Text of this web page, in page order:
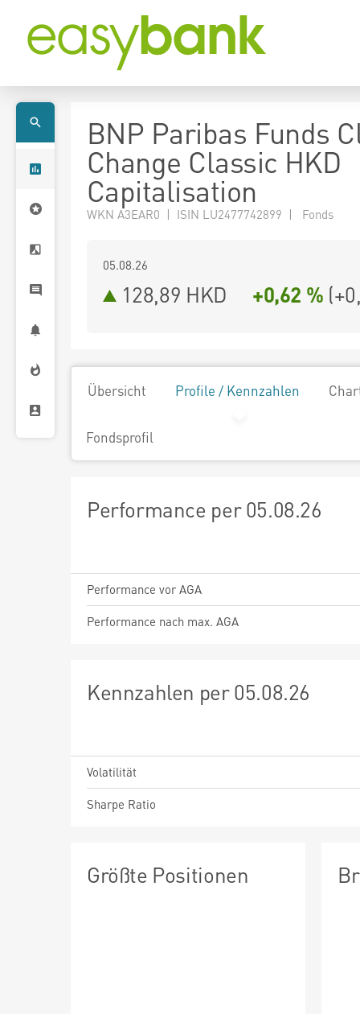
BNP Paribas Funds
Change Classic HKD
Capitalisation
WKN A3EAR0 | ISIN LU2477742899 | Fonds
05.08.26
128,89 HKD +0,62 % (
Übersicht Profile / Kennzahlen
Fondsprofil
Performance per 05.08.26
Performance vor AGA
Performance nach max. AGA
Kennzahlen per 05.08.26
Volatilität
Sharpe Ratio
Größte Positionen